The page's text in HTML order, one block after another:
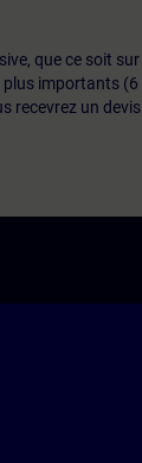
que ce soit sur
plus importants (6
recevrez un devis